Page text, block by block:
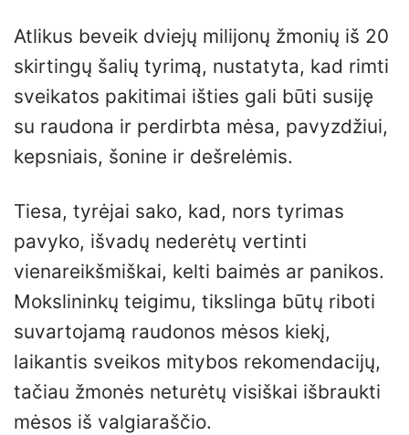
Atlikus beveik dviejų milijonų žmonių iš 20
skirtingų šalių tyrimą, nustatyta, kad rimti
sveikatos pakitimai išties gali būti susiję
su raudona ir perdirbta mėsa, pavyzdžiui,
kepsniais, šonine ir dešrelėmis.
Tiesa, tyrėjai sako, kad, nors tyrimas
pavyko, išvadų nederėtų vertinti
vienareikšmiškai, kelti baimės ar panikos.
Mokslininkų teigimu, tikslinga būtų riboti
suvartojamą raudonos mėsos kiekį,
laikantis sveikos mitybos rekomendacijų,
tačiau žmonės neturėtų visiškai išbraukti
mėsos iš valgiaraščio.